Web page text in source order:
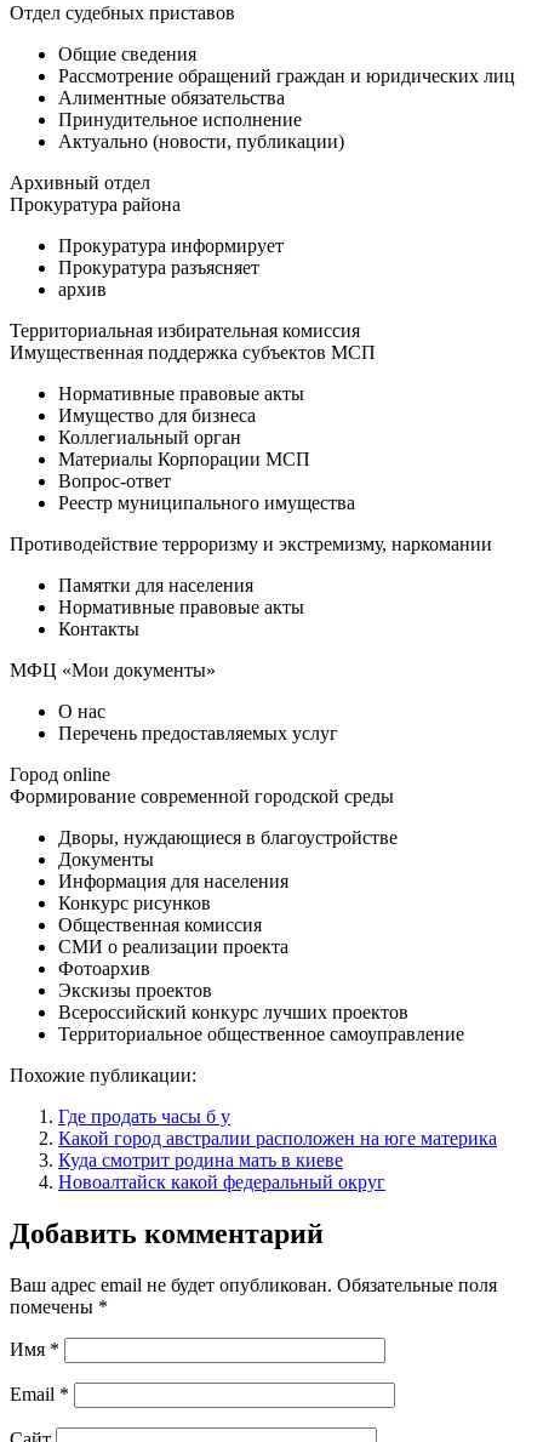
Отдел судебных приставов
Общие сведения
Рассмотрение обращений граждан и юридических лиц
Алиментные обязательства
Принудительное исполнение
Актуально (новости, публикации)
Архивный отдел
Прокуратура района
Прокуратура информирует
Прокуратура разъясняет
архив
Территориальная избирательная комиссия
Имущественная поддержка субъектов МСП
Нормативные правовые акты
Имущество для бизнеса
Коллегиальный орган
Материалы Корпорации МСП
Вопрос-ответ
Реестр муниципального имущества
Противодействие терроризму и экстремизму, наркомании
Памятки для населения
Нормативные правовые акты
Контакты
МФЦ «Мои документы»
О нас
Перечень предоставляемых услуг
Город online
Формирование современной городской среды
Дворы, нуждающиеся в благоустройстве
Документы
Информация для населения
Конкурс рисунков
Общественная комиссия
СМИ о реализации проекта
Фотоархив
Экскизы проектов
Всероссийский конкурс лучших проектов
Территориальное общественное самоуправление
Похожие публикации:
Где продать часы б у
Какой город австралии расположен на юге материка
Куда смотрит родина мать в киеве
Новоалтайск какой федеральный округ
Добавить комментарий
Ваш адрес email не будет опубликован. Обязательные поля
помечены *
Имя *
Email *